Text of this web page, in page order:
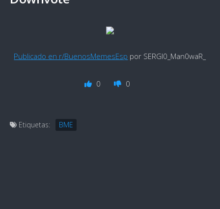
Publicado en r/BuenosMemesEsp por SERGI0_Man0waR_
0 0
Etiquetas: BME